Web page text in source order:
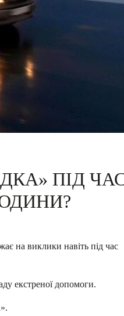
ПІД
на виклики навіть під час
екстреної допомоги.